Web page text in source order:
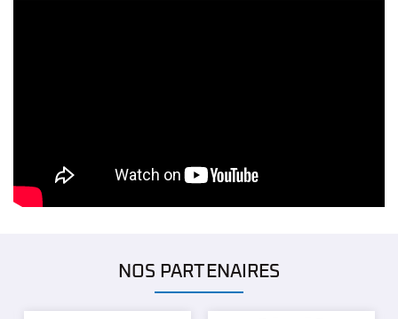
véhicules, comme les changements de voies, les
dépassements, les feux de signalisation, les intersections, les
stops. On pense aussi à conserver unedistance de sécurité
réagir rapidement et efficacement en cas de situation imprévue.
MAINTENIR LES PNEUS À LA PRESSION
NOS PARTENAIRES